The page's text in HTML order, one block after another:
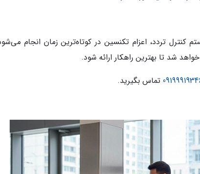
تردد، اعزام تکنسین در کوتاه‌ترین زمان انجام
شد تا بهترین راهکار ارائه شود.
تماس بگیرید.